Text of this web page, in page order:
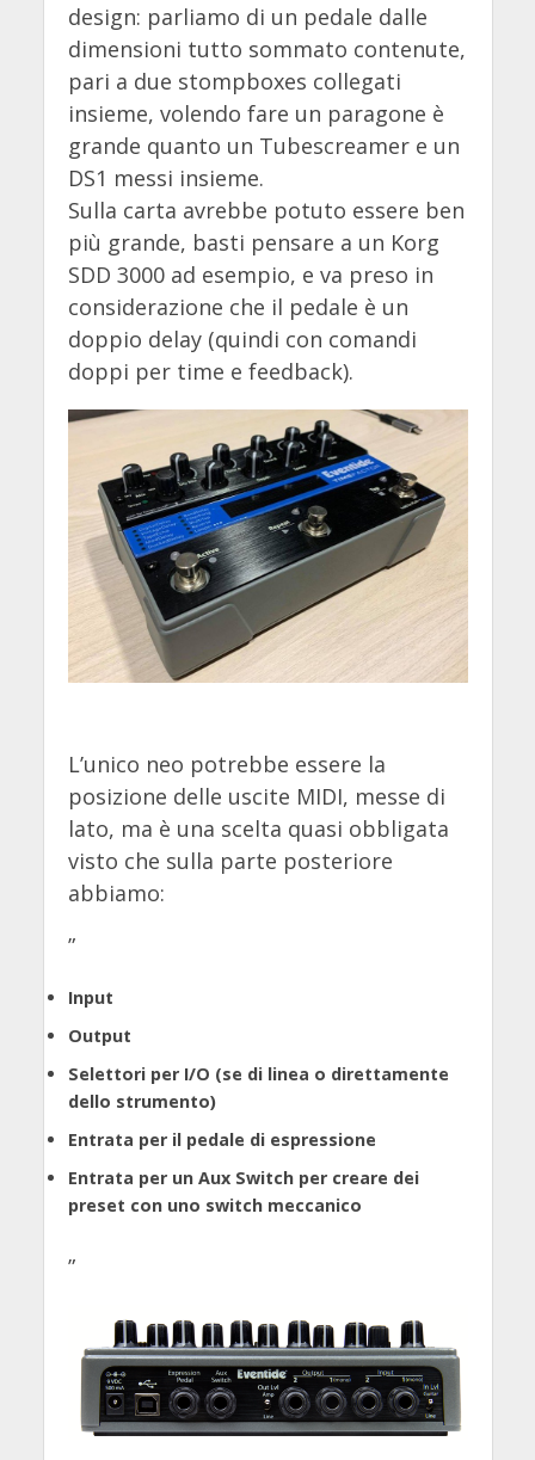
design: parliamo di un pedale dalle
dimensioni tutto sommato contenute,
pari a due stompboxes collegati
insieme, volendo fare un paragone è
grande quanto un Tubescreamer e un
DS1 messi insieme.
Sulla carta avrebbe potuto essere ben
più grande, basti pensare a un Korg
SDD 3000 ad esempio, e va preso in
considerazione che il pedale è un
doppio delay (quindi con comandi
doppi per time e feedback).
L’unico neo potrebbe essere la
posizione delle uscite MIDI, messe di
lato, ma è una scelta quasi obbligata
visto che sulla parte posteriore
abbiamo:
”
Input
Output
Selettori per I/O (se di linea o direttamente
dello strumento)
Entrata per il pedale di espressione
Entrata per un Aux Switch per creare dei
preset con uno switch meccanico
”